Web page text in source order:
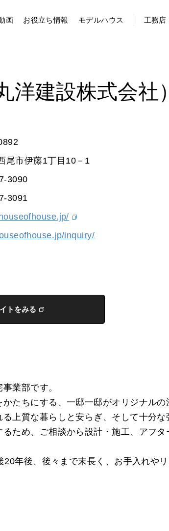
画 お役立ち情報 モデルハウス 工務店
建設株式会社）
尾市伊藤1丁目10－1
inquiry/
トをみる
業部です。
たちにする、一邸一邸がオリジナルの
上質な暮らしと安らぎ、そして十分な
ため、ご相談から設計・施工、アフタ
20年後、後々まで末長く、お手入れや